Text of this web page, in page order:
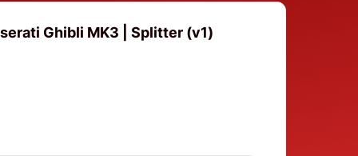
Ghibli MK3 | Splitter (v1)